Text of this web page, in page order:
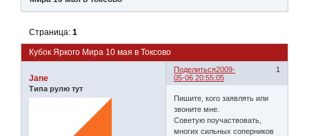
Кубок Яркого Мира 10 мая в Токсово
Страница:1
Поделиться 1
2009-
05-06 20:55:05
Jane
Типа рулю тут
Пишите, кого заявлять или
звоните мне.
Советую поучаствовать,
многих сильных соперников